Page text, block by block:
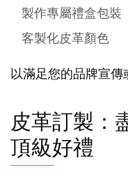
製作專屬禮盒包裝
客製化皮革顏色
以滿足您的品牌宣傳
皮革訂製：
頂級好禮